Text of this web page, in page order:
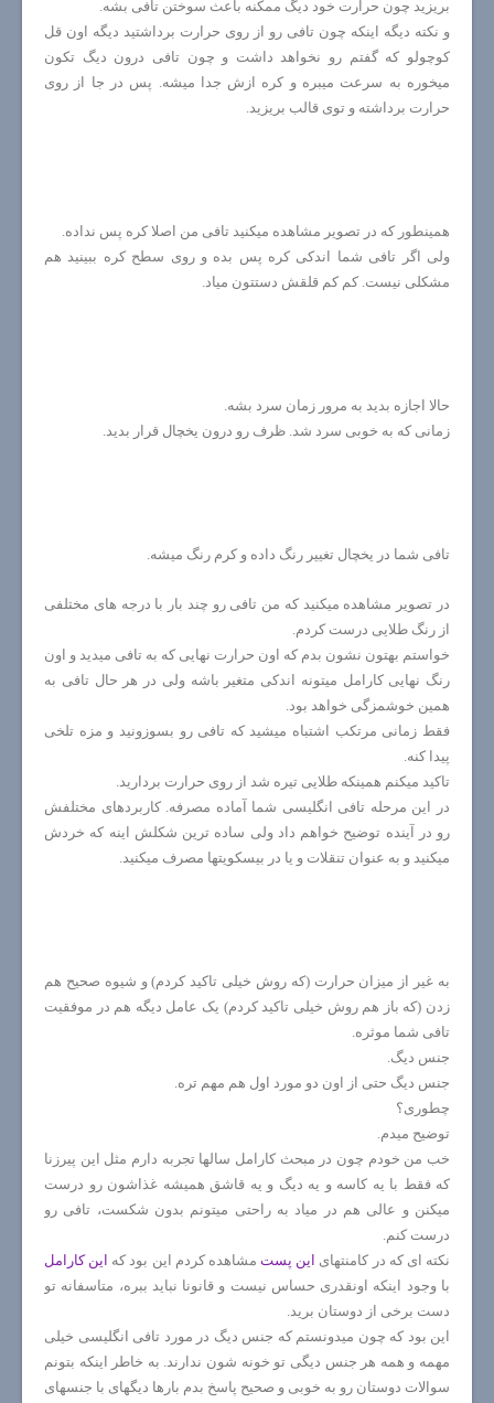
بریزید چون حرارت خود دیگ ممکنه باعث سوختن تافی بشه.
و نکته دیگه اینکه چون تافی رو از روی حرارت برداشتید دیگه اون قل
کوچولو که گفتم رو نخواهد داشت و چون تافی درون دیگ تکون
میخوره به سرعت میبره و کره ازش جدا میشه. پس در جا از روی
حرارت برداشته و توی قالب بریزید.
همینطور که در تصویر مشاهده میکنید تافی من اصلا کره پس نداده.
ولی اگر تافی شما اندکی کره پس بده و روی سطح کره ببینید هم
مشکلی نیست. کم کم قلقش دستتون میاد.
حالا اجازه بدید به مرور زمان سرد بشه.
زمانی که به خوبی سرد شد. ظرف رو درون یخچال قرار بدید.
تافی شما در یخچال تغییر رنگ داده و کرم رنگ میشه.
در تصویر مشاهده میکنید که من تافی رو چند بار با درجه های مختلفی
از رنگ طلایی درست کردم.
خواستم بهتون نشون بدم که اون حرارت نهایی که به تافی میدید و اون
رنگ نهایی کارامل میتونه اندکی متغیر باشه ولی در هر حال تافی به
همین خوشمزگی خواهد بود.
فقط زمانی مرتکب اشتباه میشید که تافی رو بسوزونید و مزه تلخی
پیدا کنه.
تاکید میکنم همینکه طلایی تیره شد از روی حرارت بردارید.
در این مرحله تافی انگلیسی شما آماده مصرفه. کاربردهای مختلفش
رو در آینده توضیح خواهم داد ولی ساده ترین شکلش اینه که خردش
میکنید و به عنوان تنقلات و یا در بیسکویتها مصرف میکنید.
به غیر از میزان حرارت (که روش خیلی تاکید کردم) و شیوه صحیح هم
زدن (که باز هم روش خیلی تاکید کردم) یک عامل دیگه هم در موفقیت
تافی شما موثره.
جنس دیگ.
جنس دیگ حتی از اون دو مورد اول هم مهم تره.
چطوری؟
توضیح میدم.
خب من خودم چون در مبحث کارامل سالها تجربه دارم مثل این پیرزنا
که فقط با یه کاسه و یه دیگ و یه قاشق همیشه غذاشون رو درست
میکنن و عالی هم در میاد به راحتی میتونم بدون شکست، تافی رو
درست کنم.
نکته ای که در کامنتهای این پست مشاهده کردم این بود که این کارامل
با وجود اینکه اونقدری حساس نیست و قانونا نباید ببره، متاسفانه تو
دست برخی از دوستان برید.
این بود که چون میدونستم که جنس دیگ در مورد تافی انگلیسی خیلی
مهمه و همه هر جنس دیگی تو خونه شون ندارند. به خاطر اینکه بتونم
سوالات دوستان رو به خوبی و صحیح پاسخ بدم بارها دیگهای با جنسهای